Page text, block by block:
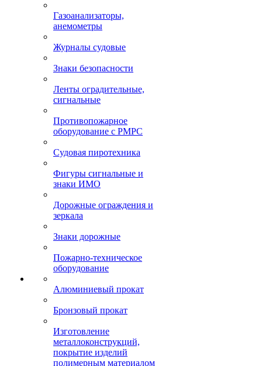
Газоанализаторы,
анемометры
Журналы судовые
Знаки безопасности
Ленты оградительные,
сигнальные
Противопожарное
оборудование с РМРС
Судовая пиротехника
Фигуры сигнальные и
знаки ИМО
Дорожные ограждения и
зеркала
Знаки дорожные
Пожарно-техническое
оборудование
Алюминиевый прокат
Бронзовый прокат
Изготовление
металлоконструкций,
покрытие изделий
полимерным материалом